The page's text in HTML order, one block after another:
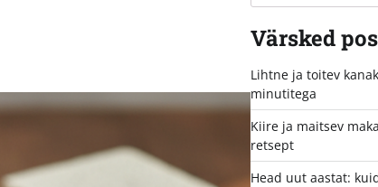
Värsked
Lihtne ja toitev
minutitega
Kiire ja maitsev
retsept
Head uut aastat: